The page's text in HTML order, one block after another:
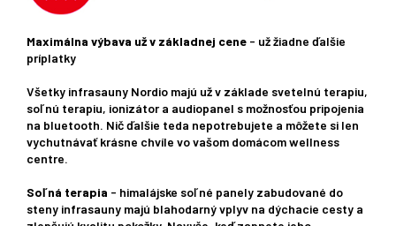
Maximálna výbava už v základnej cene - už žiadne ďalšie
príplatky
Všetky infrasauny Nordio majú už v základe svetelnú terapiu,
soľnú terapiu, ionizátor a audiopanel s možnosťou pripojenia
na bluetooth. Nič ďalšie teda nepotrebujete a môžete si len
vychutnávať krásne chvíle vo vašom domácom wellness
centre.
Soľná terapia - himalájske soľné panely zabudované do
steny infrasauny majú blahodarný vplyv na dýchacie cesty a